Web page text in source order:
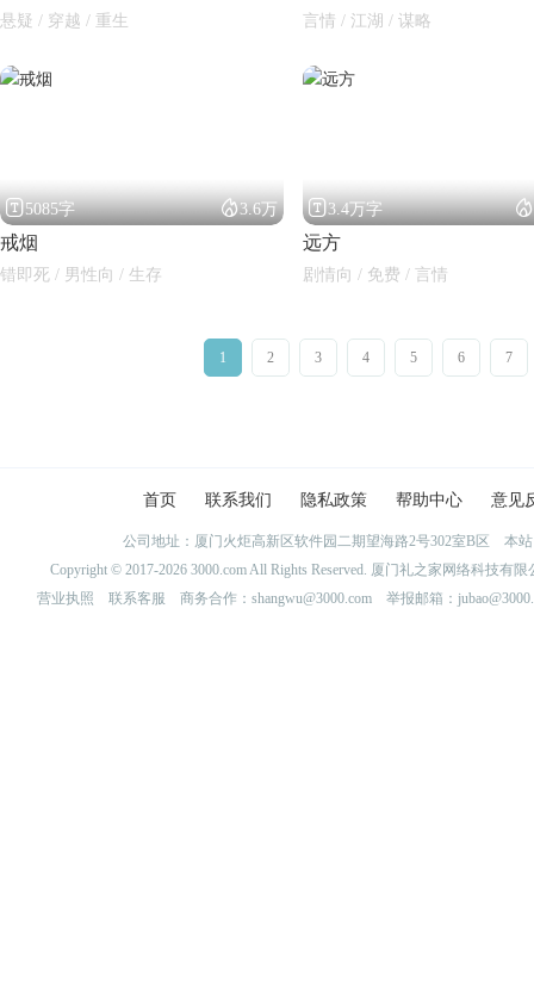
悬疑 / 穿越 / 重生 言情 / 江湖 / 谋略
5085字 3.6万
戒烟
错即死 / 男性向 / 生存
3.4万字 
远方
剧情向 / 免费 / 言情
1 2 3 4 5 6 7
首页 联系我们 隐私政策 帮助中心 意见
公司地址：厦门火炬高新区软件园二期望海路2号302室B区 本
Copyright © 2017-2026 3000.com All Rights Reserved. 厦门礼之家网络科技
营业执照
联系客服 商务合作：shangwu@3000.com 举报邮箱：